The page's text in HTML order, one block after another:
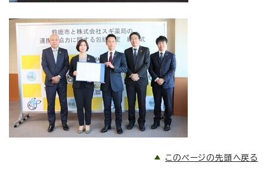
このページの先頭へ戻る